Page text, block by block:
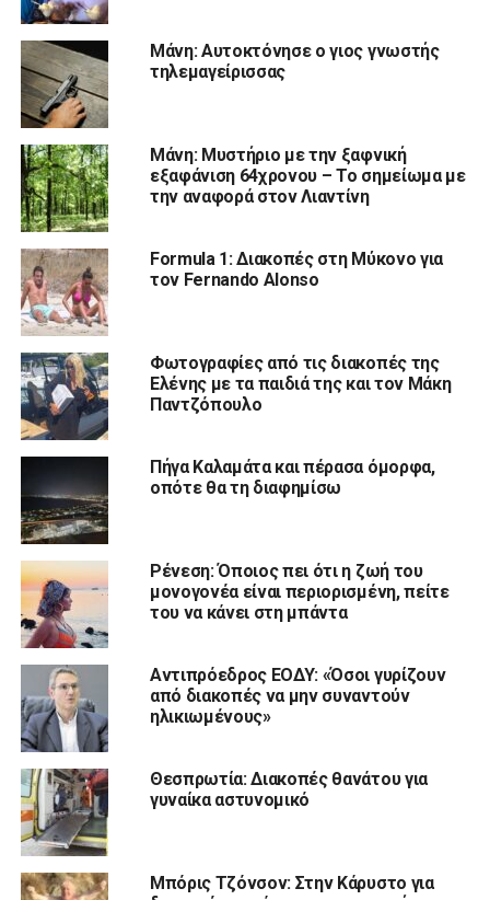
Μάνη: Αυτοκτόνησε ο γιος γνωστής
τηλεμαγείρισσας
Μάνη: Μυστήριο με την ξαφνική
εξαφάνιση 64χρονου – Το σημείωμα με
την αναφορά στον Λιαντίνη
Formula 1: Διακοπές στη Μύκονο για
τον Fernando Alonso
Φωτογραφίες από τις διακοπές της
Ελένης με τα παιδιά της και τον Μάκη
Παντζόπουλο
Πήγα Καλαμάτα και πέρασα όμορφα,
οπότε θα τη διαφημίσω
Ρένεση: Όποιος πει ότι η ζωή του
μονογονέα είναι περιορισμένη, πείτε
του να κάνει στη μπάντα
Αντιπρόεδρος ΕΟΔΥ: «Όσοι γυρίζουν
από διακοπές να μην συναντούν
ηλικιωμένους»
Θεσπρωτία: Διακοπές θανάτου για
γυναίκα αστυνομικό
Μπόρις Τζόνσον: Στην Κάρυστο για